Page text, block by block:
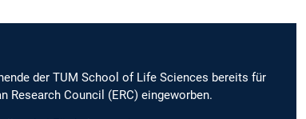
der TUM School of Life Sciences bereits für
Research Council (ERC) eingeworben.